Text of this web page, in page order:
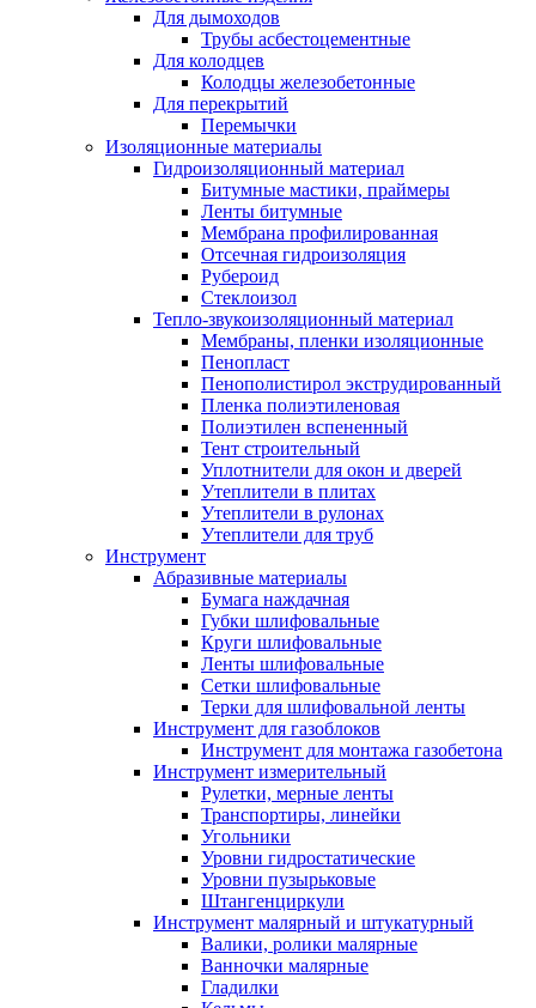
Для дымоходов
Трубы асбестоцементные
Для колодцев
Колодцы железобетонные
Для перекрытий
Перемычки
Изоляционные материалы
Гидроизоляционный материал
Битумные мастики, праймеры
Ленты битумные
Мембрана профилированная
Отсечная гидроизоляция
Рубероид
Стеклоизол
Тепло-звукоизоляционный материал
Мембраны, пленки изоляционные
Пенопласт
Пенополистирол экструдированный
Пленка полиэтиленовая
Полиэтилен вспененный
Тент строительный
Уплотнители для окон и дверей
Утеплители в плитах
Утеплители в рулонах
Утеплители для труб
Инструмент
Абразивные материалы
Бумага наждачная
Губки шлифовальные
Круги шлифовальные
Ленты шлифовальные
Сетки шлифовальные
Терки для шлифовальной ленты
Инструмент для газоблоков
Инструмент для монтажа газобетона
Инструмент измерительный
Рулетки, мерные ленты
Транспортиры, линейки
Угольники
Уровни гидростатические
Уровни пузырьковые
Штангенциркули
Инструмент малярный и штукатурный
Валики, ролики малярные
Ванночки малярные
Гладилки